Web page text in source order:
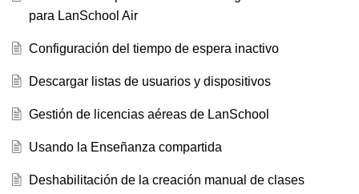
para LanSchool Air
Configuración del tiempo de espera inactivo
Descargar listas de usuarios y dispositivos
Gestión de licencias aéreas de LanSchool
Usando la Enseñanza compartida
Deshabilitación de la creación manual de clases